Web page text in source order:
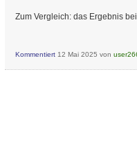
Zum Vergleich: das Ergebnis
Kommentiert 12 Mai 2025 von